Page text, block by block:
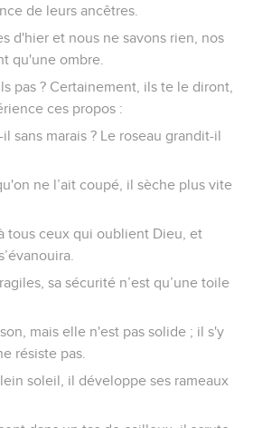
de leurs ancêtres.
d'hier et nous ne savons rien, nos
qu'une ombre.
pas ? Certainement, ils te le diront,
ces propos :
il sans marais ? Le roseau grandit-il
ne l’ait coupé, il sèche plus vite
tous ceux qui oublient Dieu, et
sa sécurité n’est qu’une toile
mais elle n'est pas solide ; il s'y
résiste pas.
soleil, il développe ses rameaux